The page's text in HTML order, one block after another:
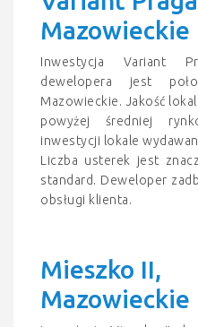
Mazowieckie
Inwestycja Variant
dewelopera jest
Mazowieckie. Jakość
powyżej średniej
inwestycji lokale
Liczba usterek jest
standard. Deweloper
obsługi klienta.
Mieszko II,
Mazowieckie